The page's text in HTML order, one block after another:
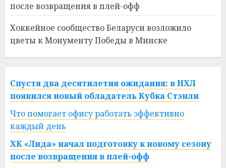
после возвращения в плей-офф
Хоккейное сообщество Беларуси возложило
цветы к Монументу Победы в Минске
Спустя два десятилетия ожидания: в НХЛ
появился новый обладатель Кубка Стэнли
Что помогает офису работать эффективно
каждый день
ХК «Лида» начал подготовку к новому сезону
после возвращения в плей-офф